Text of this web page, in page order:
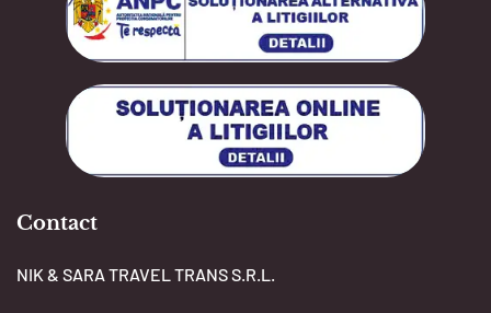
Contact
NIK & SARA TRAVEL TRANS S.R.L.